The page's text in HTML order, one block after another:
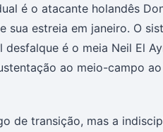
é o atacante holandês
estreia em janeiro. O
é o meia Neil El
ao meio-campo
de transição, mas a